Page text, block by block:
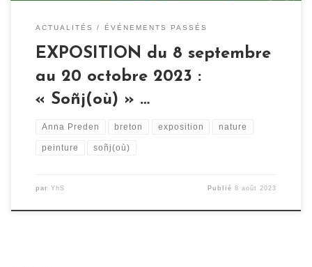
ACTUALITÉS ÉVÉNEMENTS PASSÉS
EXPOSITION du 8 septembre
au 20 octobre 2023 :
« Soñj(où) » …
Anna Preden breton exposition nature
peinture soñj(où)
par YhS Publié8 août 2023